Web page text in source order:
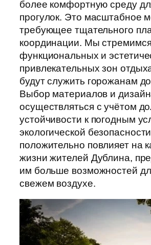
более комфортную среду
прогулок. Это масштабное
требующее тщательного
координации. Мы
функциональных и
привлекательных зон
будут служить горожанам
Выбор материалов и
осуществляться с учётом
устойчивости к погодным
экологической
положительно повлияет на
жизни жителей Дублина,
им больше возможностей
свежем воздухе.